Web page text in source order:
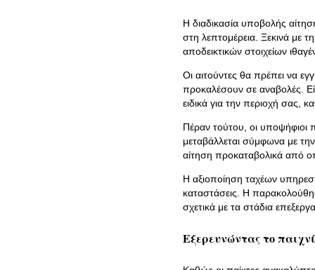
Η διαδικασία υποβολής
στη λεπτομέρεια. Ξεκινά με
αποδεικτικών στοιχείων
Οι αιτούντες θα πρέπει να
προκαλέσουν σε αναβολές.
ειδικά για την περιοχή σας,
Πέραν τούτου, οι υποψήφιοι
μεταβάλλεται σύμφωνα με
αίτηση προκαταβολικά από
Η αξιοποίηση ταχέων
καταστάσεις. Η
σχετικά με τα στάδια
Εξερευνώντας το